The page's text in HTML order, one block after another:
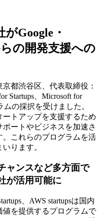
Google・
の開発支援への
都渋谷区、代表取締役：
Startups、Microsoft for
ムの採択を受けました。
トアップを支援するため
ートやビジネスを加速さ
これらのプログラムを活
ります。
ャンスなど多方面で
が活用可能に
、AWS startupsは国内
を提供するプログラムで